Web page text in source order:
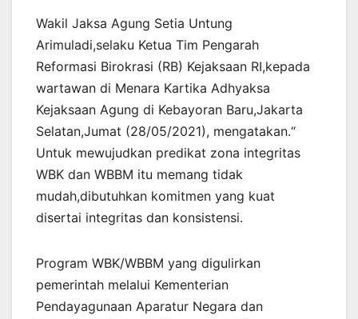
Wakil Jaksa Agung Setia Untung
Arimuladi,selaku Ketua Tim Pengarah
Reformasi Birokrasi (RB) Kejaksaan RI,kepada
wartawan di Menara Kartika Adhyaksa
Kejaksaan Agung di Kebayoran Baru,Jakarta
Selatan,Jumat (28/05/2021), mengatakan.“
Untuk mewujudkan predikat zona integritas
WBK dan WBBM itu memang tidak
mudah,dibutuhkan komitmen yang kuat
disertai integritas dan konsistensi.
Program WBK/WBBM yang digulirkan
pemerintah melalui Kementerian
Pendayagunaan Aparatur Negara dan